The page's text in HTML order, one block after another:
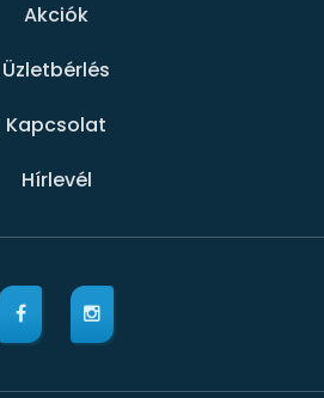
Akciók
Üzletbérlés
Kapcsolat
Hírlevél